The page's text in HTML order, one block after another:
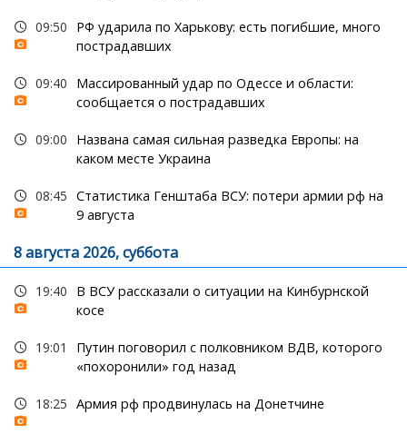
09:50
РФ ударила по Харькову: есть погибшие, много
пострадавших
09:40
Массированный удар по Одессе и области:
сообщается о пострадавших
09:00
Названа самая сильная разведка Европы: на
каком месте Украина
08:45 Статистика Генштаба ВСУ: потери армии рф на
9 августа
8 августа 2026, суббота
19:40
В ВСУ рассказали о ситуации на Кинбурнской
косе
19:01
Путин поговорил с полковником ВДВ, которого
«похоронили» год назад
18:25 Армия рф продвинулась на Донетчине